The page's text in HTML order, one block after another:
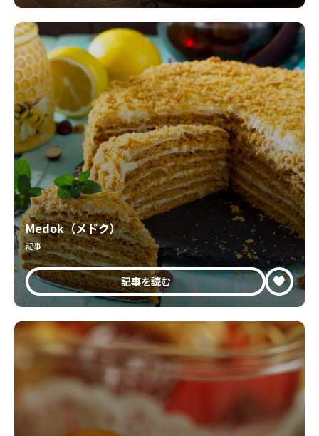
Medok（メドク）
記事
記事を読む